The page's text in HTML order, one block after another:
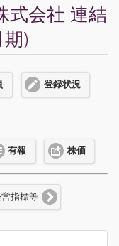
式会社 連結
)
登録状況
有報 株価
指標等